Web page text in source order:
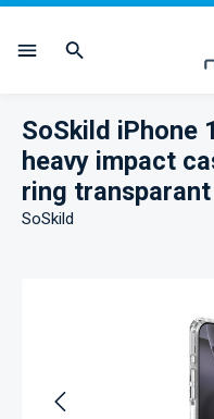
SoSkild iPhone
heavy impact
ring transparant
SoSkild